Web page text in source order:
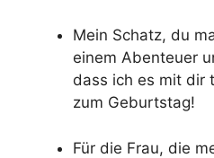
Mein Schatz, du
einem Abenteuer
dass ich es mit dir
zum Geburtstag!
Für die Frau, die